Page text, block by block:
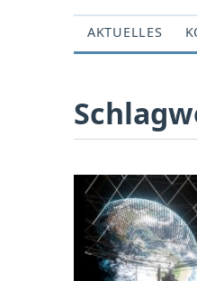
AKTUELLES